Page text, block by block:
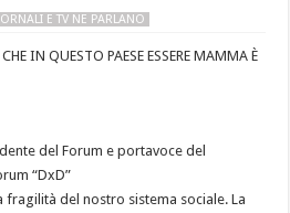
E TV NE PARLANO
IN QUESTO PAESE ESSERE MAMMA È
del Forum e portavoce del
“DxD”
del nostro sistema sociale. La